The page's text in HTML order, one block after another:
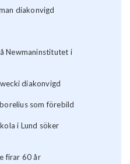
diakonvigd
Newmaninstitutet i
diakonvigd
som förebild
i Lund söker
firar 60 år